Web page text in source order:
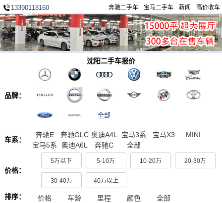
13390118160 高价收车
新闻
宝马二手车
奔驰二手车
沈阳二手车报价
品牌：
全部
车系：
奔驰E 奔驰GLC 奥迪A4L 宝马3系 宝马X3
MINI
宝马5系
奥迪A6L 奔驰C 全部
价格：
5万以下 5-10万 10-20万 20-30万
30-40万 40万以上
排序： 价格 车龄 里程 颜色 全部